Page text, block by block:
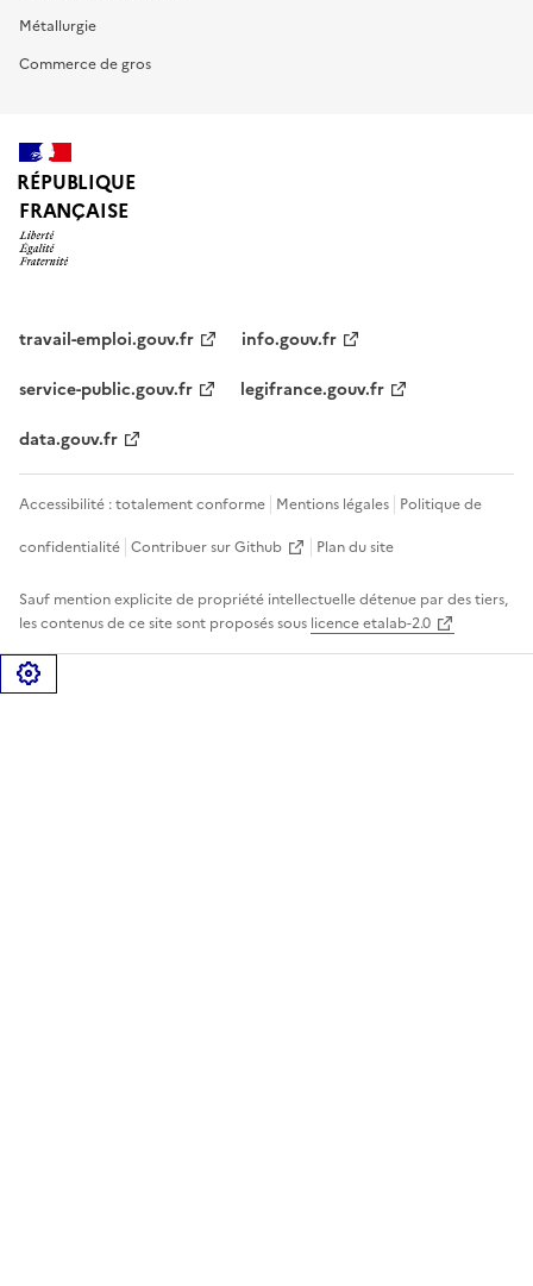
Métallurgie
Commerce de gros
RÉPUBLIQUE
FRANÇAISE
travail-emploi.gouv.fr
info.gouv.fr
service-public.gouv.fr
legifrance.gouv.fr
data.gouv.fr
Accessibilité : totalement conforme Mentions légales Politique de
confidentialité Contribuer sur Github Plan du site
Sauf mention explicite de propriété intellectuelle détenue par des tiers,
les contenus de ce site sont proposés sous licence etalab-2.0
Gérer les cookies